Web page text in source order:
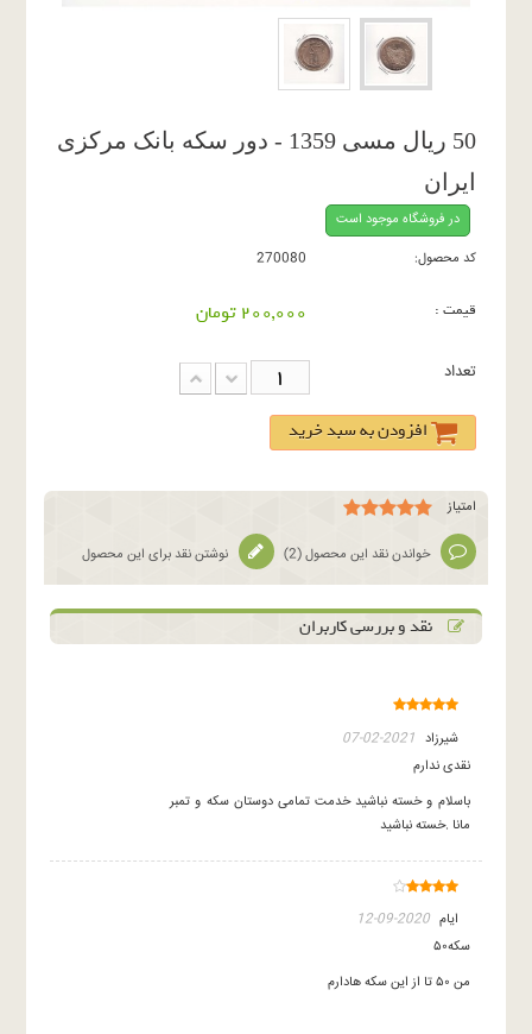
50 ریال مسی 1359 - دور سکه بانک مرکزی
ایران
در فروشگاه موجود است
کد محصول:
270080
قیمت : 200,000 تومان
تعداد
افزودن به سبد خرید
امتیاز
خواندن نقد این محصول (2
) نوشتن نقد برای این محصول
نقد و بررسی کاربران
شیرزاد 2021-02-07
نقدی ندارم
باسلام و خسته نباشید خدمت تمامی دوستان سکه و تمبر
مانا .خسته نباشید
ایام 2020-09-12
سکه۵۰
من ۵۰ تا از این سکه هادارم